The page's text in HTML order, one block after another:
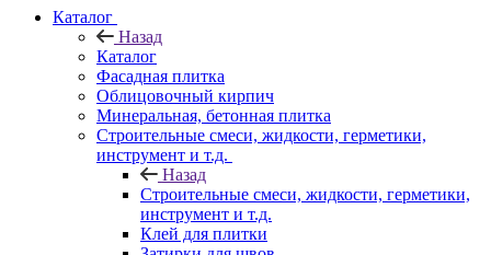
Каталог
Назад
Каталог
Фасадная плитка
Облицовочный кирпич
Минеральная, бетонная плитка
Строительные смеси, жидкости, герметики,
инструмент и т.д.
Назад
Строительные смеси, жидкости, герметики,
инструмент и т.д.
Клей для плитки